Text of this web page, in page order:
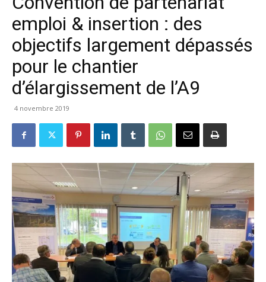
emploi & insertion : des
objectifs largement dépassés
pour le chantier
d’élargissement de l’A9
4 novembre 2019